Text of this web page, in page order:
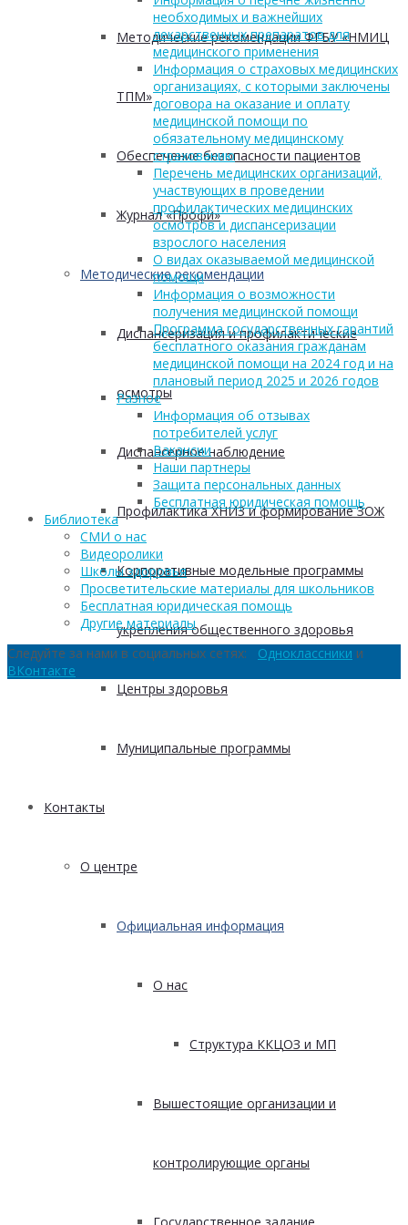
Методические рекомендации ФГБУ «НМИЦ
ТПМ»
Обеспечение безопасности пациентов
Журнал «Профи»
Методические рекомендации
Диспансеризация и профилактические
осмотры
Диспансерное наблюдение
Профилактика ХНИЗ и формирование ЗОЖ
Корпоративные модельные программы
укрепления общественного здоровья
Центры здоровья
Муниципальные программы
Контакты
О центре
Официальная информация
О нас
Структура ККЦОЗ и МП
Вышестоящие организации и
контролирующие органы
необходимых и важнейших
лекарственных препаратов для
медицинского применения
Информация о страховых медицинских
организациях, с которыми заключены
договора на оказание и оплату
медицинской помощи по
обязательному медицинскому
страхованию
Перечень медицинских организаций,
участвующих в проведении
профилактических медицинских
осмотров и диспансеризации
взрослого населения
О видах оказываемой медицинской
помощи
Информация о возможности
получения медицинской помощи
Программа государственных гарантий
бесплатного оказания гражданам
медицинской помощи на 2024 год и на
плановый период 2025 и 2026 годов
Разное
Информация об отзывах
потребителей услуг
Вакансии
Наши партнеры
Защита персональных данных
Бесплатная юридическая помощь
Библиотека
СМИ о нас
Видеоролики
Школы здоровья
Просветительские материалы для школьников
Бесплатная юридическая помощь
Другие материалы
Следуйте за нами в социальных сетях: Одноклассники и
ВКонтакте